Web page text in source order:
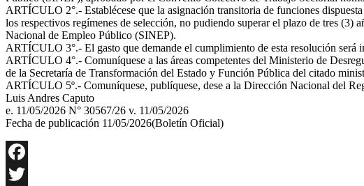
ARTÍCULO 2°.- Establécese que la asignación transitoria de funciones
los respectivos regímenes de selección, no pudiendo superar el plazo de tres
Nacional de Empleo Público (SINEP).
ARTÍCULO 3°.- El gasto que demande el cumplimiento de esta resolución
ARTÍCULO 4°.- Comuníquese a las áreas competentes del Ministerio de
de la Secretaría de Transformación del Estado y Función Pública del citado
ARTÍCULO 5º.- Comuníquese, publíquese, dese a la Dirección Nacional del
Luis Andres Caputo
e. 11/05/2026 N° 30567/26 v. 11/05/2026
Fecha de publicación 11/05/2026(Boletín Oficial)
Facebook